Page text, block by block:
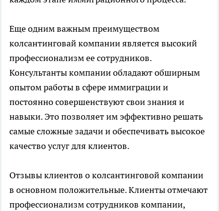
Еще одним важным преимуществом
колсантинговай компании является высокий
профессионализм ее сотрудников.
Консультанты компании обладают обширным
опытом работы в сфере иммиграции и
постоянно совершенствуют свои знания и
навыки. Это позволяет им эффективно решать
самые сложные задачи и обеспечивать высокое
качество услуг для клиентов.
Отзывы клиентов о колсантинговой компании
в основном положительные. Клиенты отмечают
профессионализм сотрудников компании,